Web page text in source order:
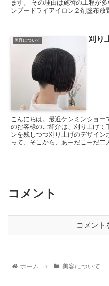
ます。 その理由は施術の工程が
ンプードライアイロン２剤塗布放
美容について 刈り
こんにちは。最近ケンミンショー
のお客様のご紹介は、刈り上げて
ンを残しつつ刈り上げのデザイン
って、そこから、あーだこーだ二
コメント
コメント
ホーム 美容について